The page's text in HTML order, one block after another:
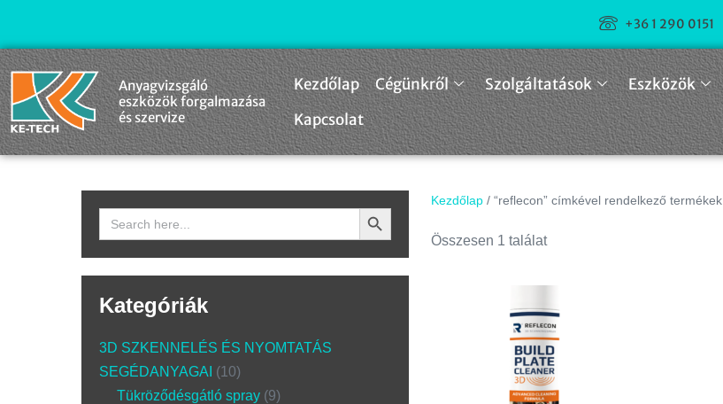
+36 1 290 0151
Anyagvizsgáló
eszközök forgalmazása
és szervize
Kezdőlap Cégünkről Szolgáltatások Eszközök
Kapcsolat
Search
for:
Search Button
Kategóriák
3D SZKENNELÉS ÉS NYOMTATÁS
SEGÉDANYAGAI
10
Tükröződésgátló spray 9
Kezdőlap/ “reflecon” címkével rendelkező termékek
Összesen 1 találat